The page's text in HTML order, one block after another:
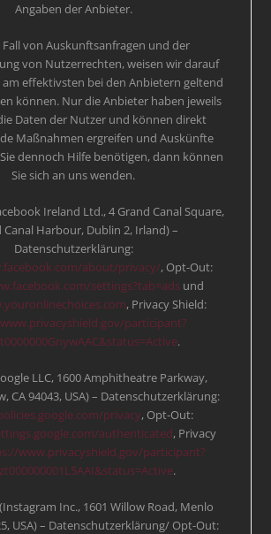
Angaben der Anbieter.
von Auskunftsanfragen und der
von Nutzerrechten, weisen wir darauf
am effektivsten bei den Anbietern geltend
können. Nur die Anbieter haben jeweils
Daten der Nutzer und können direkt
Maßnahmen ergreifen und Auskünfte
dennoch Hilfe benötigen, dann können
Sie sich an uns wenden.
Ireland Ltd., 4 Grand Canal Square,
Canal Harbour, Dublin 2, Irland) –
Datenschutzerklärung:
about/privacy/, Opt-Out:
settings?tab=adsund
, Privacy Shield:
participant?
.
LLC, 1600 Amphitheatre Parkway,
CA 94043, USA) – Datenschutzerklärung:
privacy, Opt-Out:
authenticated, Privacy
www.privacyshield.gov/participant?
.
Inc., 1601 Willow Road, Menlo
USA) – Datenschutzerklärung/ Opt-Out: